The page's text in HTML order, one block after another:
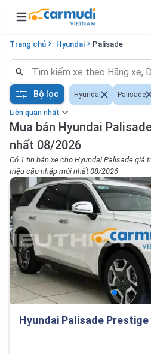
Open main menu
Trang chủ Hyundai Palisade
Liên quan nhất
Mua bán Hyundai
nhất 08/2026
Có 1 tin bán xe cho Hyundai Palisade giá
triệu cập nhập mới nhất 08/2026
Bộ lọc Hyundai Palisade
Hyundai Palisade Prestige